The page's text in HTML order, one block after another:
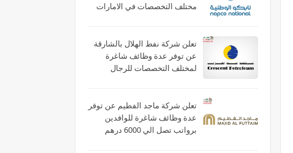
مختلف التخصصات في الامارات
تعلن شركة نفط الهلال بالشارقة
عن توفر عدة وظائف شاغرة
لمختلف التخصصات للرجال
تعلن شركة ماجد الفطيم عن توفر
عدة وظائف شاغرة للوافدين
برواتب تصل الي 6000 درهم